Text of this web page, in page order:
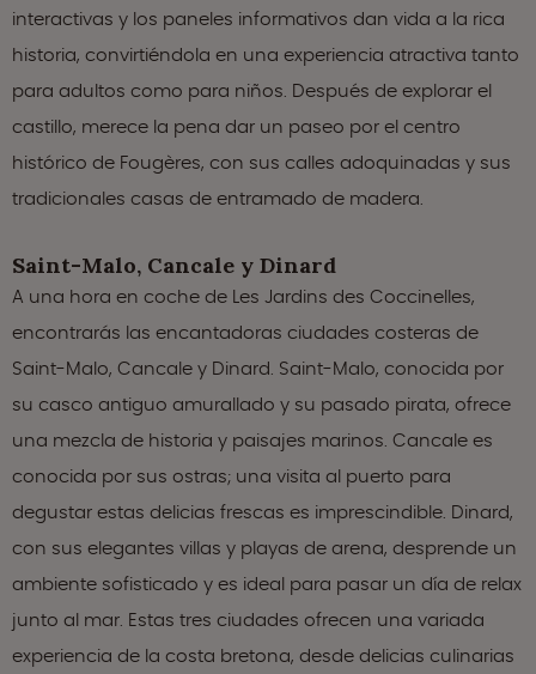
interactivas y los paneles informativos dan vida a la rica
historia, convirtiéndola en una experiencia atractiva tanto
para adultos como para niños. Después de explorar el
castillo, merece la pena dar un paseo por el centro
histórico de Fougères, con sus calles adoquinadas y sus
tradicionales casas de entramado de madera.
Saint-Malo, Cancale y Dinard
A una hora en coche de Les Jardins des Coccinelles,
encontrarás las encantadoras ciudades costeras de
Saint-Malo, Cancale y Dinard. Saint-Malo, conocida por
su casco antiguo amurallado y su pasado pirata, ofrece
una mezcla de historia y paisajes marinos. Cancale es
conocida por sus ostras; una visita al puerto para
degustar estas delicias frescas es imprescindible. Dinard,
con sus elegantes villas y playas de arena, desprende un
ambiente sofisticado y es ideal para pasar un día de relax
junto al mar. Estas tres ciudades ofrecen una variada
experiencia de la costa bretona, desde delicias culinarias